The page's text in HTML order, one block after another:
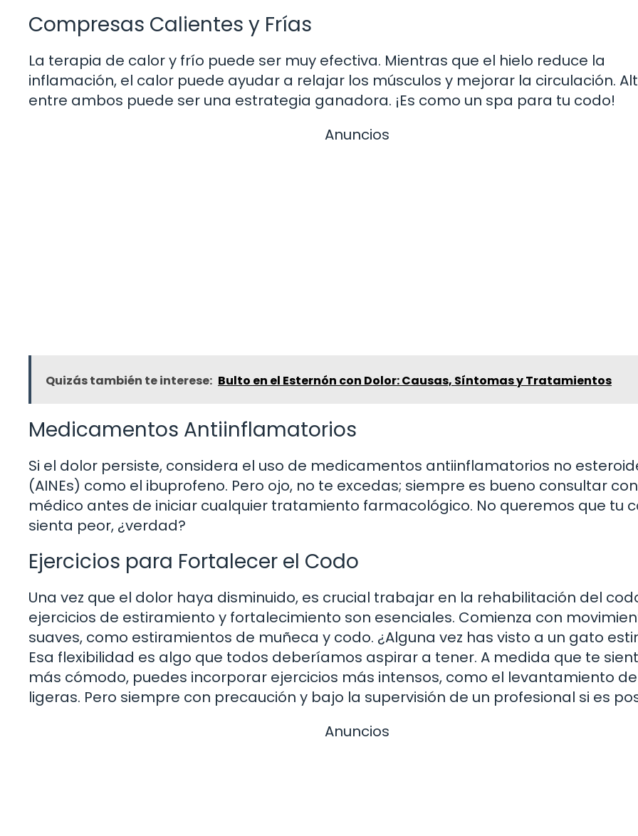
Compresas Calientes y Frías
La terapia de calor y frío puede ser muy efectiva. Mientras que el hielo reduce la
inflamación, el calor puede ayudar a relajar los músculos y mejorar la circulación.
entre ambos puede ser una estrategia ganadora. ¡Es como un spa para tu codo!
Anuncios
Quizás también te interese: Bulto en el Esternón con Dolor: Causas, Síntomas y Tratamientos
Medicamentos Antiinflamatorios
Si el dolor persiste, considera el uso de medicamentos antiinflamatorios no
(AINEs) como el ibuprofeno. Pero ojo, no te excedas; siempre es bueno consultar
médico antes de iniciar cualquier tratamiento farmacológico. No queremos que tu
sienta peor, ¿verdad?
Ejercicios para Fortalecer el Codo
Una vez que el dolor haya disminuido, es crucial trabajar en la rehabilitación del
ejercicios de estiramiento y fortalecimiento son esenciales. Comienza con
suaves, como estiramientos de muñeca y codo. ¿Alguna vez has visto a un gato
Esa flexibilidad es algo que todos deberíamos aspirar a tener. A medida que te
más cómodo, puedes incorporar ejercicios más intensos, como el levantamiento
ligeras. Pero siempre con precaución y bajo la supervisión de un profesional si es
Anuncios